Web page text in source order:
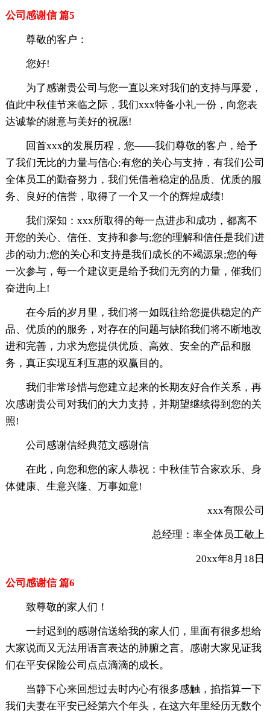
公司感谢信 篇5
尊敬的客户：
您好!
为了感谢贵公司与您一直以来对我们的支持与厚爱，
值此中秋佳节来临之际，我们xxx特备小礼一份，向您表
达诚挚的谢意与美好的祝愿!
回首xxx的发展历程，您——我们尊敬的客户，给予
了我们无比的力量与信心;有您的关心与支持，有我们公司
全体员工的勤奋努力，我们凭借着稳定的品质、优质的服
务、良好的信誉，取得了一个又一个的辉煌成绩!
我们深知：xxx所取得的每一点进步和成功，都离不
开您的关心、信任、支持和参与;您的理解和信任是我们进
步的动力;您的关心和支持是我们成长的不竭源泉;您的每
一次参与，每一个建议更是给予我们无穷的力量，催我们
奋进向上!
在今后的岁月里，我们将一如既往给您提供稳定的产
品、优质的的服务，对存在的问题与缺陷我们将不断地改
进和完善，力求为您提供优质、高效、安全的产品和服
务，真正实现互利互惠的双赢目的。
我们非常珍惜与您建立起来的长期友好合作关系，再
次感谢贵公司对我们的大力支持，并期望继续得到您的关
照!
公司 感谢信经典范文感谢信
在此，向您和您的家人恭祝：中秋佳节合家欢乐、身
体健康、生意兴隆、万事如意!
xxx有限公司
总经理：率全体员工敬上
20xx年8月18日
公司感谢信 篇6
致尊敬的家人们！
一封迟到的感谢信送给我的家人们，里面有很多想给
大家说而又无法用语言表达的肺腑之言。感谢大家见证我
们在平安保险公司点点滴滴的成长。
当静下心来回想过去时内心有很多感触，掐指算一下
我们夫妻在平安已经第六个年头，在这六年里经历无数个